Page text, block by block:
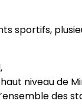
sportifs,
niveau de
des